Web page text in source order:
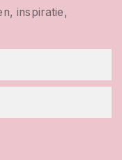
inspiratie,